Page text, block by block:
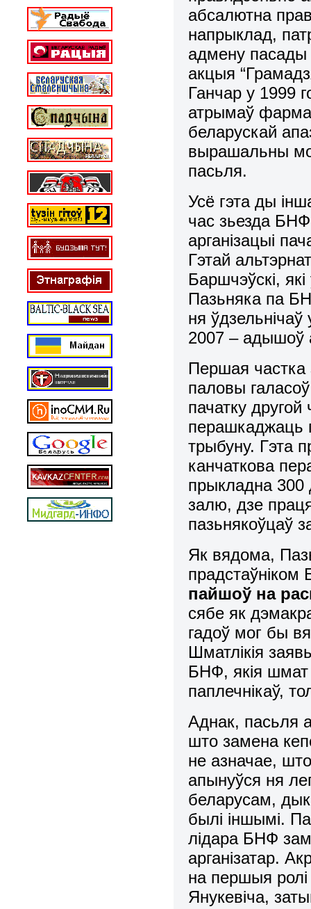
абсалютна
напрыклад,
адмену пасады
акцыя
Ганчар у 1999
атрымаў
беларускай
вырашальны
пасьля.
Усё гэта ды
час зьезда БНФ
арганізацыі
Гэтай
Баршчэўскі,
Пазьняка па
ня
2007 – адышоў
Першая
паловы
пачатку другой
перашкаджаць
трыбуну. Гэта
канчаткова
прыкладна 300
залю, дзе
пазьнякоўцаў
Як вядома,
пайшоў на
сябе як
гадоў мог бы
Шматлікія
БНФ, якія шмат
паплечнікаў,
Аднак, пасьля
што замена
не азначае,
апынуўся ня
беларусам,
былі іншымі.
лідара БНФ
арганізатар.
на першыя
Янукевіча,